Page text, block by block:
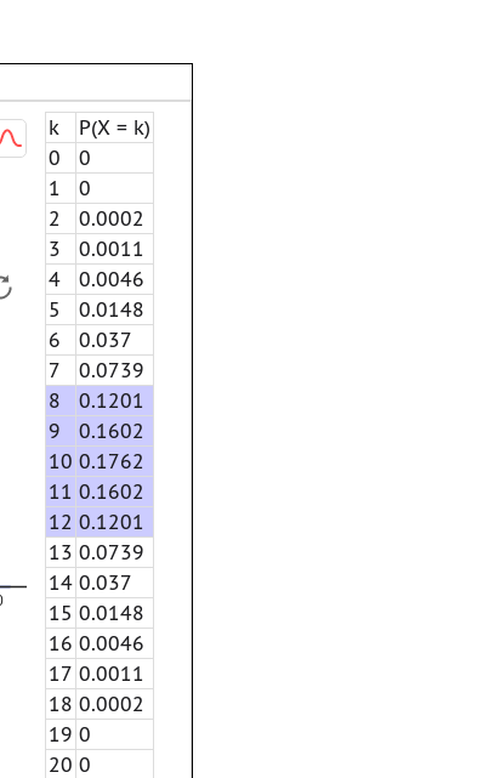
k
P(X = k)
0
0
1
0
2
0.0002
3
0.0011
4
0.0046
5
0.0148
6
0.037
7
0.0739
8
0.1201
9
0.1602
10 0.1762
11 0.1602
12 0.1201
13 0.0739
14 0.037
15 0.0148
16 0.0046
17 0.0011
18 0.0002
19 0
20 0